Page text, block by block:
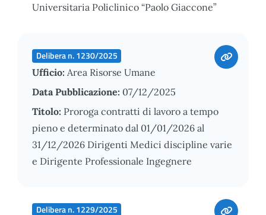
Universitaria Policlinico “Paolo Giaccone”
Delibera n. 1230/2025
Ufficio: Area Risorse Umane
Data Pubblicazione: 07/12/2025
Titolo: Proroga contratti di lavoro a tempo
pieno e determinato dal 01/01/2026 al
31/12/2026 Dirigenti Medici discipline varie
e Dirigente Professionale Ingegnere
Delibera n. 1229/2025